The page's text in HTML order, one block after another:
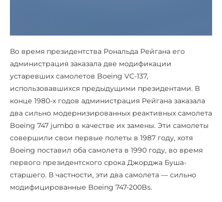
Во время президентства Рональда Рейгана его
администрация заказала две модификации
устаревших самолетов Boeing VC-137,
использовавшихся предыдущими президентами. В
конце 1980-х годов администрация Рейгана заказала
два сильно модернизированных реактивных самолета
Boeing 747 jumbo в качестве их замены. Эти самолеты
совершили свои первые полеты в 1987 году, хотя
Boeing поставил оба самолета в 1990 году, во время
первого президентского срока Джорджа Буша-
старшего. В частности, эти два самолета — сильно
модифицированные Boeing 747-200Bs.